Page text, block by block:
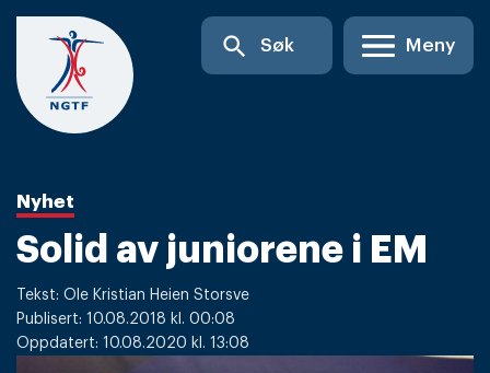
Skip
content
search Søk Meny
Nyhet
Solid av juniorene i EM
Tekst: Ole Kristian Heien Storsve
Publisert: 10.08.2018 kl. 00:08
Oppdatert: 10.08.2020 kl. 13:08